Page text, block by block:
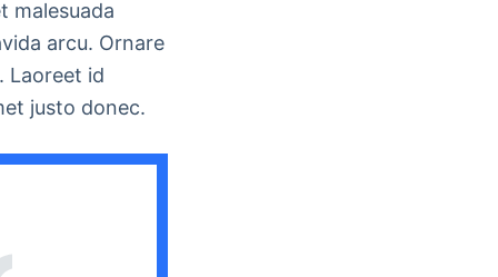
malesuada
arcu. Ornare
Laoreet id
justo donec.